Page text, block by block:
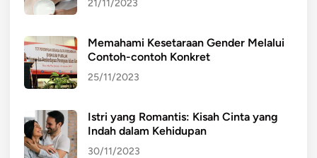
a
n
a
L
21/11/2023
Memahami Kesetaraan Gender Melalui
Contoh-contoh Konkret
25/11/2023
Istri yang Romantis: Kisah Cinta yang
Indah dalam Kehidupan
30/11/2023